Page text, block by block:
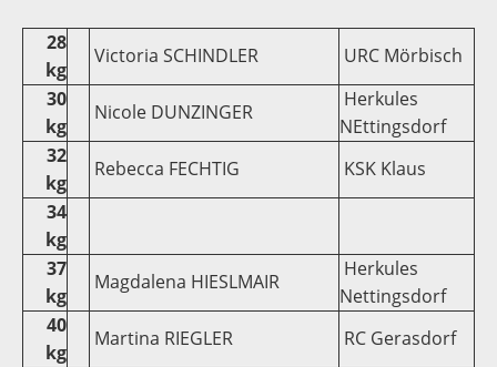
28
kg
Victoria SCHINDLER
URC Mörbisch
30
kg
Nicole DUNZINGER
Herkules
NEttingsdorf
32
kg
Rebecca FECHTIG
KSK Klaus
34
kg
37
kg
Magdalena HIESLMAIR
Herkules
Nettingsdorf
40
kg
Martina RIEGLER
RC Gerasdorf